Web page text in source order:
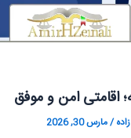
اقامتی امن و موفق
/مارس 30, 2026